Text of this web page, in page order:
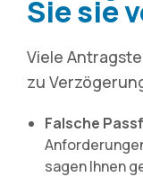
Sie sie
Viele
zu
Falsche
sagen Ihnen